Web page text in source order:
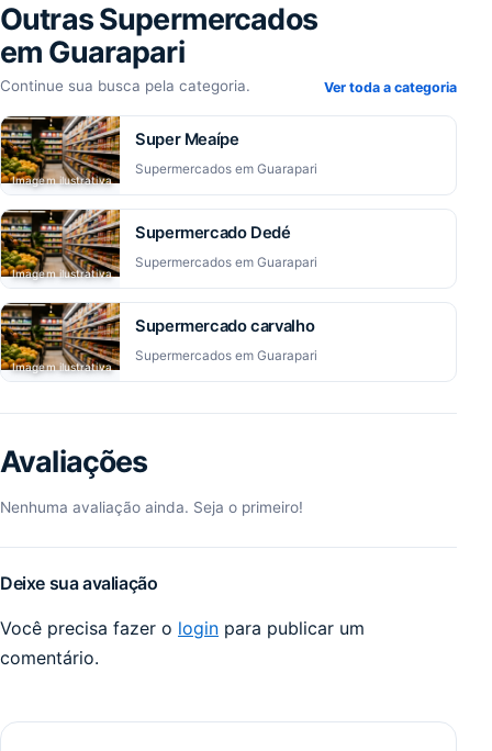
Outras Supermercados
em Guarapari
Continue sua busca pela categoria. Ver toda a categoria
Imagem ilustrativa
Super Meaípe
Supermercados em Guarapari
Imagem ilustrativa
Supermercado Dedé
Supermercados em Guarapari
Imagem ilustrativa
Supermercado carvalho
Supermercados em Guarapari
Avaliações
Nenhuma avaliação ainda. Seja o primeiro!
Deixe sua avaliação
Você precisa fazer o login para publicar um
comentário.